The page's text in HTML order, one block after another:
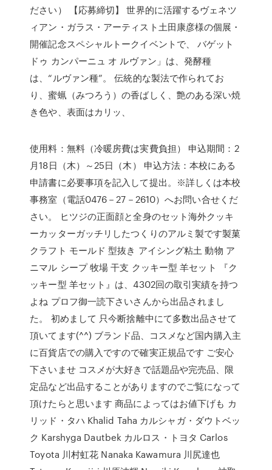
ださい） 【応募締切】 世界的に活躍するヴェネツ
ィアン・ガラス・アーティスト土田康彦様の個展・
開催記念スペシャルトークイベントで、 バゲット
ドゥ カンパーニュ オ ルヴァン」は、発酵種
は、“ルヴァン種”。 伝統的な製法で作られてお
り、蜜蝋（みつろう）の香ばしく、艶のある深い焼
き色や、表面はカリッ、
使用料：無料（冷暖房費は実費負担） 申込期間：2
月18日（木）～25日（木） 申込方法：本校にある
申請書に必要事項を記入して提出。※詳しくは本校
事務室（電話0476－27－2610）へお問い合せくだ
さい。 ヒツジの正面顔と全身のセット海外クッキ
ーカッターガッチリしたつくりのアルミ製です製菓
クラフト モールド 型抜き アイシング粘土 動物 ア
ニマル シープ 牧場 干支 クッキー型 羊セット 『ク
ッキー型 羊セット』は、4302回の取引実績を持つ
よね プロフ御一読下さいさんから出品されまし
た。 初めまして 只今断捨離中にて多数出品させて
頂いてます(^^) ブランド品、コスメなど国内購入主
に百貨店での購入ですので確実正規品です ご安心
下さいませ コスメが大好きで話題品や完売品、限
定品など出品することがありますのでご覧になって
頂けたらと思います 商品によってはお値下げも カ
リッド・タハ Khalid Taha カルシャガ・ダウトベッ
ク Karshyga Dautbek カルロス・トヨタ Carlos
Toyota 川村虹花 Nanaka Kawamura 川尻達也